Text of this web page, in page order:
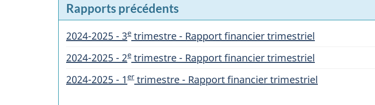
Rapports précédents
2024-2025 - 3e trimestre - Rapport financier trimestriel
2024-2025 - 2e trimestre - Rapport financier trimestriel
2024-2025 - 1 er trimestre - Rapport financier trimestriel